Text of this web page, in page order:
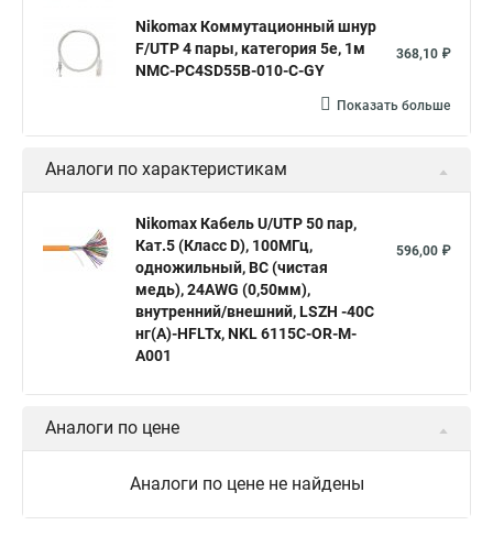
Nikomax Коммутационный шнур
F/UTP 4 пары, категория 5е, 1м
NMC-PC4SD55B-010-C-GY
368,10 ₽
Показать больше
Аналоги по характеристикам
Nikomax Кабель U/UTP 50 пар,
Кат.5 (Класс D), 100МГц,
одножильный, BC (чистая
медь), 24AWG (0,50мм),
внутренний/внешний, LSZH -40C
нг(А)-HFLTx, NKL 6115C-OR-M-
A001
596,00 ₽
Аналоги по цене
Аналоги по цене не найдены